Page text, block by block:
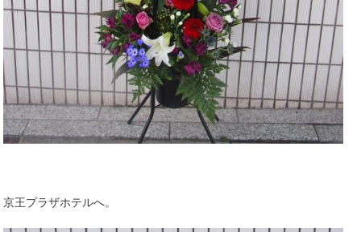
京王プラザホテルへ。